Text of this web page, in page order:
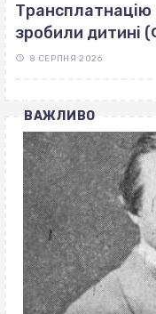
Трансплатнацію
зробили дитині
8 СЕРПНЯ 2026
ВАЖЛИВО